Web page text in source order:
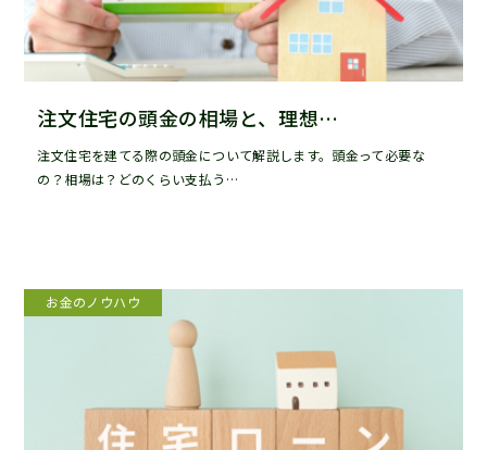
注文住宅の頭金の相場と、理想…
注文住宅を建てる際の頭金について解説します。頭金って必要な
の？相場は？どのくらい支払う…
お金のノウハウ